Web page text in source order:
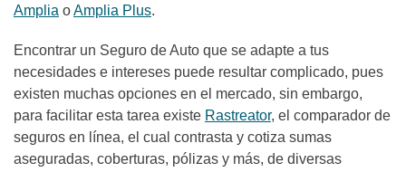
Amplia oAmplia Plus.
Encontrar un Seguro de Auto que se adapte a tus
necesidades e intereses puede resultar complicado, pues
existen muchas opciones en el mercado, sin embargo,
para facilitar esta tarea existe Rastreator, el comparador de
seguros en línea, el cual contrasta y cotiza sumas
aseguradas, coberturas, pólizas y más, de diversas